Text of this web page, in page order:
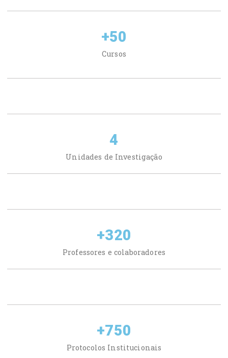
Cursos
+50
Unidades de Investigação
4
Professores e colaboradores
+320
Protocolos Institucionais
+750